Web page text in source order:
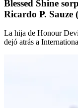
Blessed Shine
Ricardo P. Sauze
La hija de Honour
dejó atrás a